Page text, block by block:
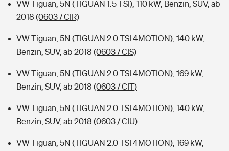
VW Tiguan, 5N (TIGUAN 1.5 TSI), 110 kW, Benzin, SUV, ab
2018 (0603 / CIR)
VW Tiguan, 5N (TIGUAN 2.0 TSI 4MOTION), 140 kW,
Benzin, SUV, ab 2018 (0603 / CIS)
VW Tiguan, 5N (TIGUAN 2.0 TSI 4MOTION), 169 kW,
Benzin, SUV, ab 2018 (0603 / CIT)
VW Tiguan, 5N (TIGUAN 2.0 TSI 4MOTION), 140 kW,
Benzin, SUV, ab 2018 (0603 / CIU)
VW Tiguan, 5N (TIGUAN 2.0 TSI 4MOTION), 169 kW,